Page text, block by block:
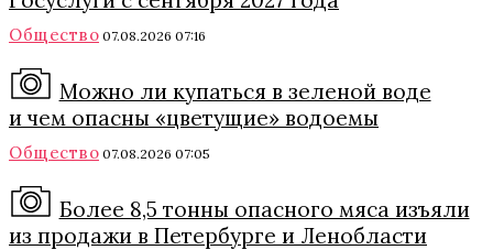
Общество 07.08.2026 07:16
Можно ли купаться в зеленой воде
и чем опасны «цветущие» водоемы
Общество 07.08.2026 07:05
Более 8,5 тонны опасного мяса изъяли
из продажи в Петербурге и Ленобласти